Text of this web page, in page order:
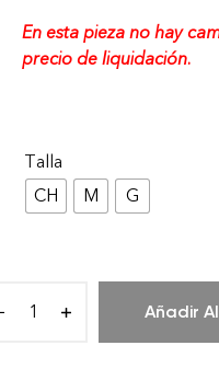
En esta pieza no hay
precio de liquidación.
Talla
CH
M G
Añadir